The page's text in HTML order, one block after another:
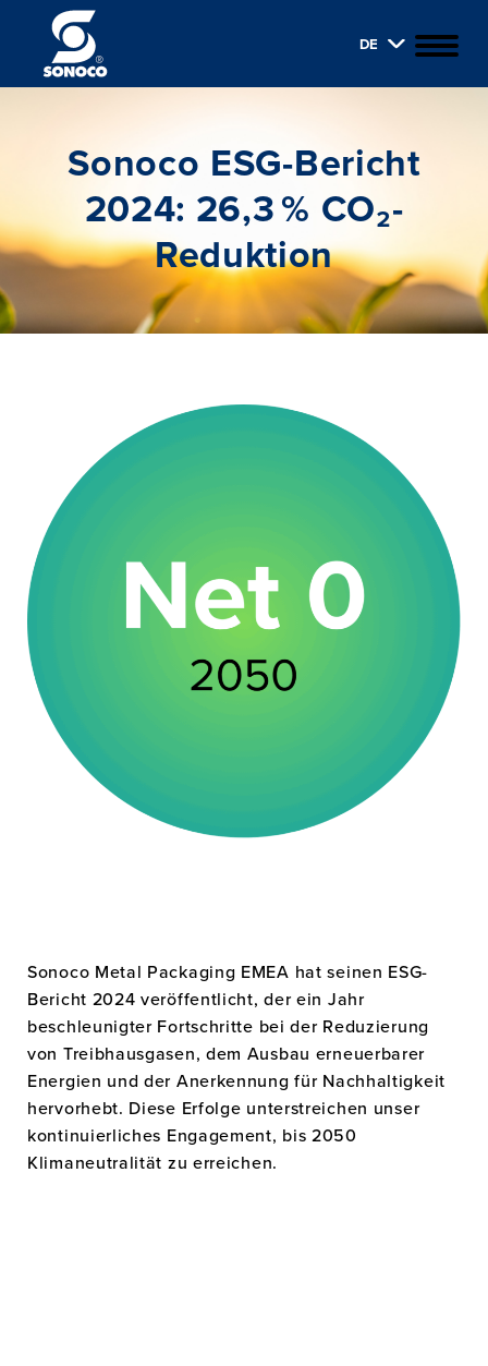
DE
Sonoco ESG-Bericht
2024: 26,3 % CO₂-
Reduktion
Sonoco Metal Packaging EMEA hat seinen ESG-
Bericht 2024 veröffentlicht, der ein Jahr
beschleunigter Fortschritte bei der Reduzierung
von Treibhausgasen, dem Ausbau erneuerbarer
Energien und der Anerkennung für Nachhaltigkeit
hervorhebt. Diese Erfolge unterstreichen unser
kontinuierliches Engagement, bis 2050
Klimaneutralität zu erreichen.